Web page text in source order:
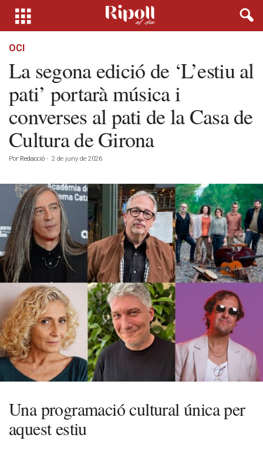
OCI
La segona edició de ‘L’estiu al
pati’ portarà música i
converses al pati de la Casa de
Cultura de Girona
Por Redacció - 2 de juny de 2026
Una programació cultural única per
aquest estiu